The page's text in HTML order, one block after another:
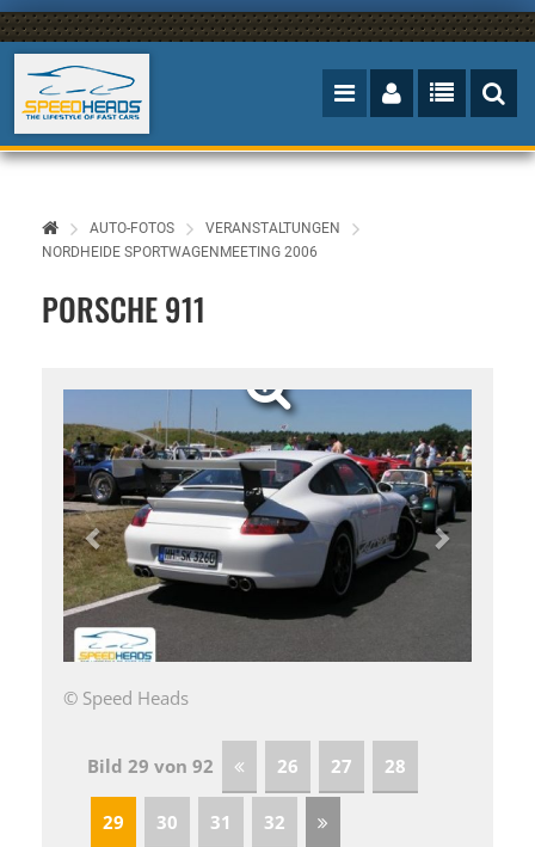
AUTO-FOTOS
VERANSTALTUNGEN
NORDHEIDE SPORTWAGENMEETING 2006
PORSCHE 911
© Speed Heads
Bild 29 von 92 26 27 28
29 30 31 32